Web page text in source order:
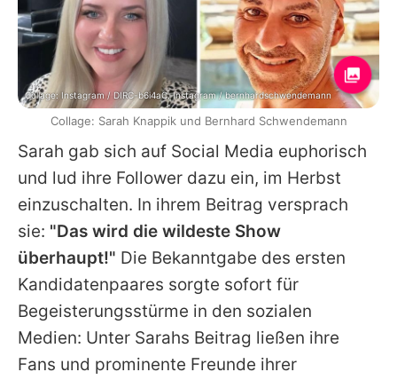
Sarah gab sich auf Social Media euphorisch
und lud ihre Follower dazu ein, im Herbst
einzuschalten. In ihrem Beitrag versprach
sie: "Das wird die wildeste Show
überhaupt!" Die Bekanntgabe des ersten
Kandidatenpaares sorgte sofort für
Begeisterungsstürme in den sozialen
Medien: Unter Sarahs Beitrag ließen ihre
Fans und prominente Freunde ihrer
Collage: Instagram / DIRC-b6i4aC, Instagram / bernhardschwendemann
Collage: Sarah Knappik und Bernhard Schwendemann